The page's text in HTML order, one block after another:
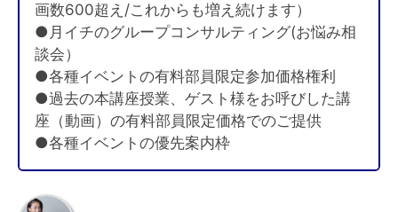
画数600超え/これからも増え続けます）
●月イチのグループコンサルティング(お悩み相
談会）
●各種イベントの有料部員限定参加価格権利
●過去の本講座授業、ゲスト様をお呼びした講
座（動画）の有料部員限定価格でのご提供
●各種イベントの優先案内枠